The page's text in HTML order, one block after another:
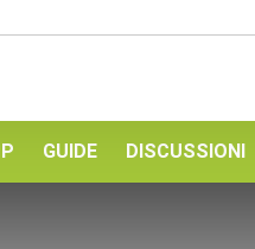
GUIDE DISCUSSIONI